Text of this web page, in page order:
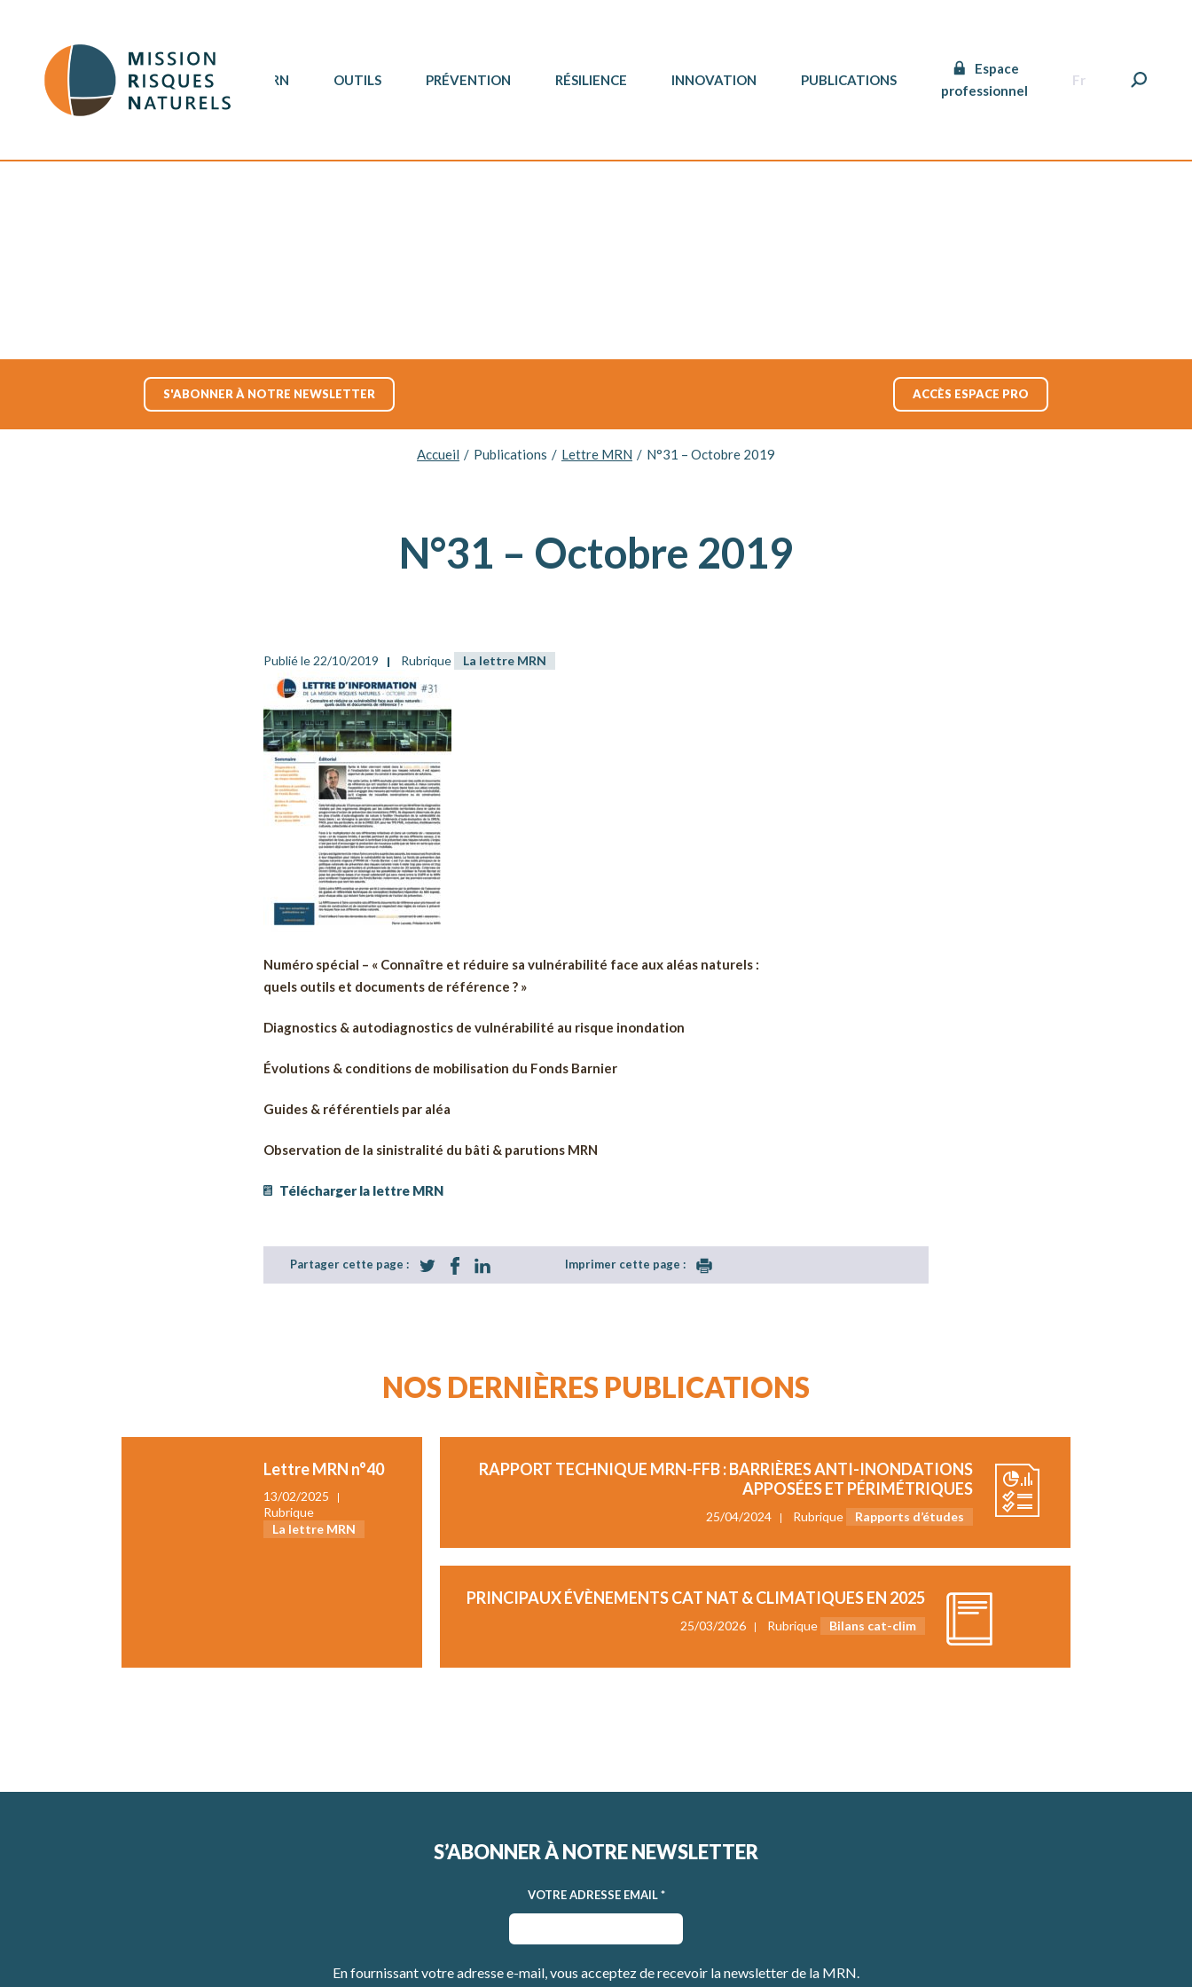
MRN OUTILS PRÉVENTION RÉSILIENCE INNOVATION PUBLICATIONS
Espace
professionnel
Fr
S'ABONNER À NOTRE NEWSLETTER ACCÈS ESPACE PRO
Accueil Publications Lettre MRN N°31 – Octobre 2019
N°31 – Octobre 2019
Publié le 22/10/2019 Rubrique La lettre MRN
Numéro spécial – « Connaître et réduire sa vulnérabilité face aux aléas naturels :
quels outils et documents de référence ? »
Diagnostics & autodiagnostics de vulnérabilité au risque inondation
Évolutions & conditions de mobilisation du Fonds Barnier
Guides & référentiels par aléa
Observation de la sinistralité du bâti & parutions MRN
Télécharger la lettre MRN
Partager cette page : Imprimer cette page :
NOS DERNIÈRES PUBLICATIONS
Lettre MRN n°40
13/02/2025
Rubrique
La lettre MRN
RAPPORT TECHNIQUE MRN-FFB : BARRIÈRES ANTI-INONDATIONS
APPOSÉES ET PÉRIMÉTRIQUES
25/04/2024 Rubrique Rapports d’études
PRINCIPAUX ÉVÈNEMENTS CAT NAT & CLIMATIQUES EN 2025
25/03/2026 Rubrique Bilans cat-clim
S’ABONNER À NOTRE NEWSLETTER
VOTRE ADRESSE EMAIL*
En fournissant votre adresse e-mail, vous acceptez de recevoir la newsletter de la MRN.